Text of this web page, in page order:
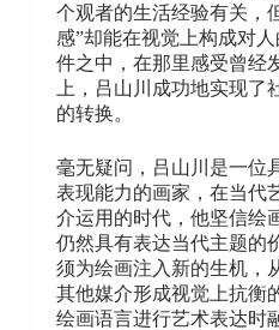
个观者的生活经验有关，
感”却能在视觉上构成对
件之中，在那里感受曾经
上，吕山川成功地实现
的转换。
毫无疑问，吕山川是一位
表现能力的画家，在当代
介运用的时代，他坚信绘
仍然具有表达当代主题的
须为绘画注入新的生机，
其他媒介形成视觉上抗衡
绘画语言进行艺术表达时